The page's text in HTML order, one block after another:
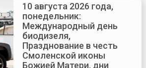
10 августа 2026 года,
понедельник:
Международный день
биодизеля,
Празднование в честь
Смоленской иконы
Божией Матери, дни